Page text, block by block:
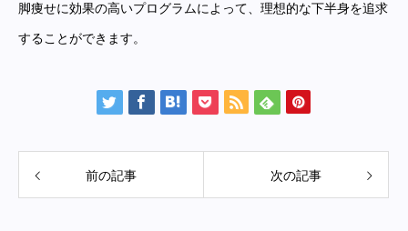
脚痩せに効果の高いプログラムによって、理想的な下半身を追求
することができます。
前の記事 次の記事